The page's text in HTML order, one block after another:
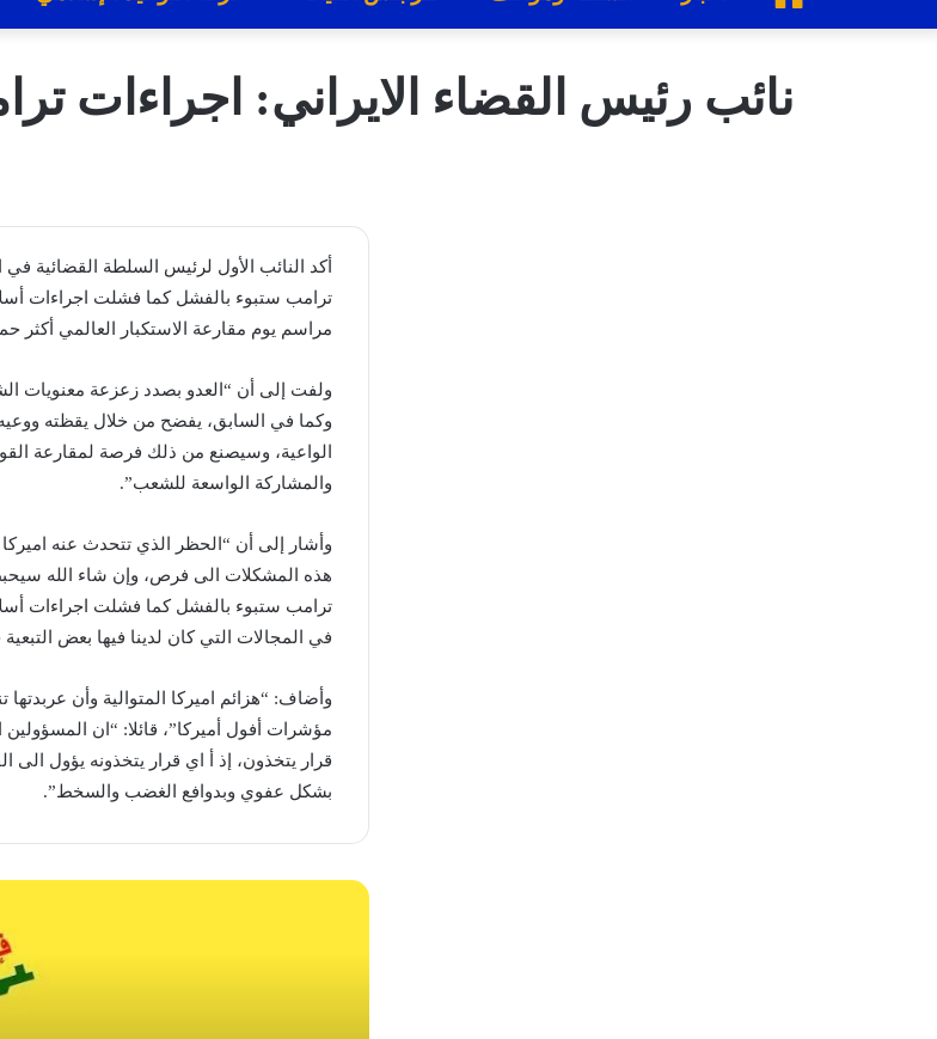
نائب رئيس القضاء الايراني: اجراءات
أكد النائب الأول لرئيس السلطة القضائية
ترامب​ ستبوء بالفشل كما فشلت اجراءات
مراسم يوم مقارعة الاستكبار العالمي أكثر
ولفت إلى أن “العدو بصدد زعزعة معنويات
وكما في السابق، يفضح من خلال يقظته
الواعية، وسيصنع من ذلك فرصة لمقارعة
والمشاركة الواسعة للشعب”.
وأشار إلى أن “الحظر الذي تتحدث عنه
هذه المشكلات الى فرص، وإن شاء الله
ترامب ستبوء بالفشل كما فشلت اجراءات
في المجالات التي كان لدينا فيها بعض
وأضاف: “هزائم اميركا المتوالية وأن
مؤشرات أفول ​أميركا​”، قائلا: “ان المسؤولين
قرار يتخذون، إذ أ اي قرار يتخذونه يؤول
بشكل عفوي وبدوافع الغضب والسخط”.